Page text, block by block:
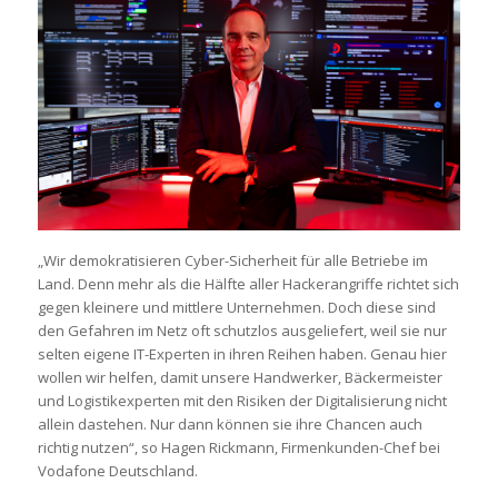
„Wir demokratisieren Cyber-Sicherheit für alle Betriebe im
Land. Denn mehr als die Hälfte aller Hackerangriffe richtet sich
gegen kleinere und mittlere Unternehmen. Doch diese sind
den Gefahren im Netz oft schutzlos ausgeliefert, weil sie nur
selten eigene IT-Experten in ihren Reihen haben. Genau hier
wollen wir helfen, damit unsere Handwerker, Bäckermeister
und Logistikexperten mit den Risiken der Digitalisierung nicht
allein dastehen. Nur dann können sie ihre Chancen auch
richtig nutzen“, so Hagen Rickmann, Firmenkunden-Chef bei
Vodafone Deutschland.